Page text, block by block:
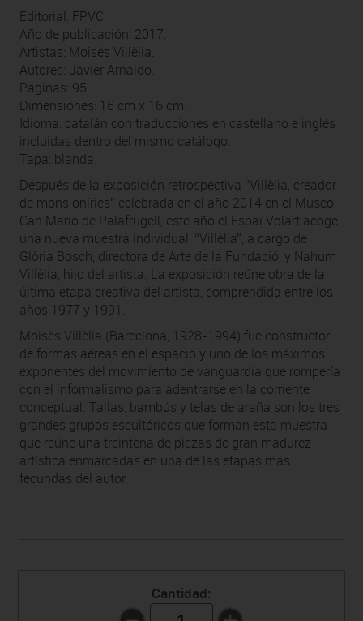
Editorial: FPVC.
Año de publicación: 2017.
Artistas: Moisès Villèlia.
Autores: Javier Arnaldo.
Páginas: 95.
Dimensiones: 16 cm x 16 cm.
Idioma: catalán con traducciones en castellano e inglés
incluidas dentro del mismo catálogo.
Tapa: blanda.
Después de la exposición retrospectiva “Villèlia, creador
de mons onírics” celebrada en el año 2014 en el Museo
Can Mario de Palafrugell, este año el Espai Volart acoge
una nueva muestra individual, “Villèlia”, a cargo de
Glòria Bosch, directora de Arte de la Fundació, y Nahum
Villèlia, hijo del artista. La exposición reúne obra de la
última etapa creativa del artista, comprendida entre los
años 1977 y 1991.
Moisès Villèlia (Barcelona, 1928-1994) fue constructor
de formas aéreas en el espacio y uno de los máximos
exponentes del movimiento de vanguardia que rompería
con el informalismo para adentrarse en la corriente
conceptual. Tallas, bambús y telas de araña son los tres
grandes grupos escultóricos que forman esta muestra
que reúne una treintena de piezas de gran madurez
artística enmarcadas en una de las etapas más
fecundas del autor.
Cantidad: